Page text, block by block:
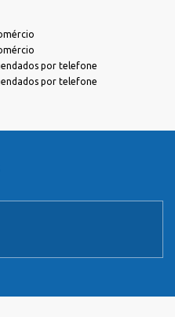
por telefone
por telefone